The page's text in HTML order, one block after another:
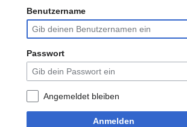
Benutzername
Passwort
Angemeldet bleiben
Anmelden